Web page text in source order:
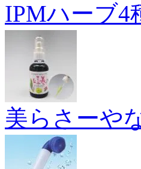
IPMハーブ4
美らさーや